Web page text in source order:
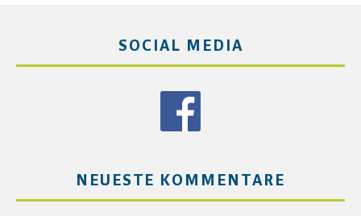
SOCIAL MEDIA
NEUESTE KOMMENTARE